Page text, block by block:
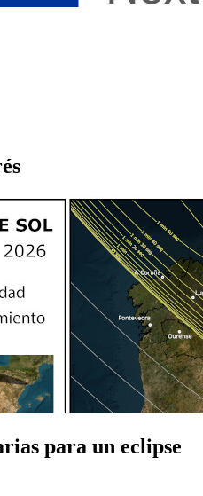
para un eclipse